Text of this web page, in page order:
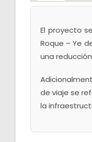
El proyecto
Roque – Ye
una
de viaje se
la